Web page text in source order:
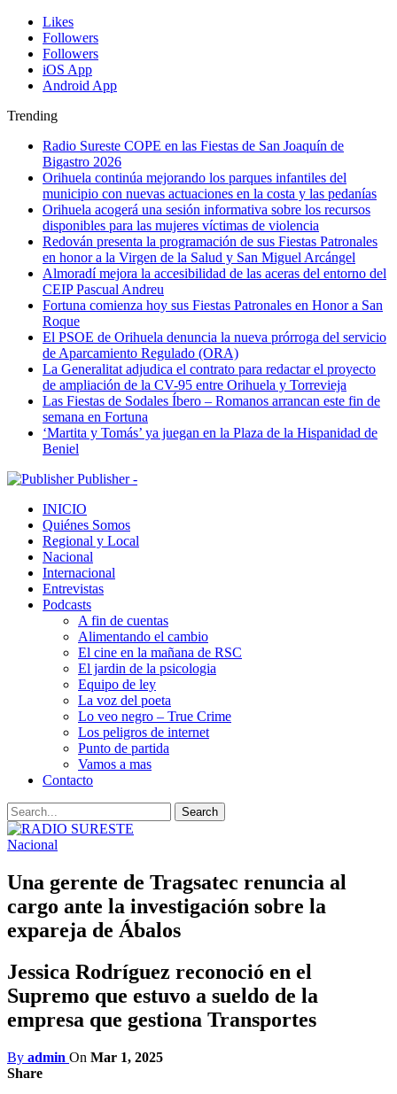
Likes
Followers
Followers
iOS App
Android App
Trending
Radio Sureste COPE en las Fiestas de San Joaquín de
Bigastro 2026
Orihuela continúa mejorando los parques infantiles del
municipio con nuevas actuaciones en la costa y las pedanías
Orihuela acogerá una sesión informativa sobre los recursos
disponibles para las mujeres víctimas de violencia
Redován presenta la programación de sus Fiestas Patronales
en honor a la Virgen de la Salud y San Miguel Arcángel
Almoradí mejora la accesibilidad de las aceras del entorno del
CEIP Pascual Andreu
Fortuna comienza hoy sus Fiestas Patronales en Honor a San
Roque
El PSOE de Orihuela denuncia la nueva prórroga del servicio
de Aparcamiento Regulado (ORA)
La Generalitat adjudica el contrato para redactar el proyecto
de ampliación de la CV-95 entre Orihuela y Torrevieja
Las Fiestas de Sodales Íbero – Romanos arrancan este fin de
semana en Fortuna
‘Martita y Tomás’ ya juegan en la Plaza de la Hispanidad de
Beniel
Publisher -
INICIO
Quiénes Somos
Regional y Local
Nacional
Internacional
Entrevistas
Podcasts
A fin de cuentas
Alimentando el cambio
El cine en la mañana de RSC
El jardin de la psicologia
Equipo de ley
La voz del poeta
Lo veo negro – True Crime
Los peligros de internet
Punto de partida
Vamos a mas
Contacto
Nacional
Una gerente de Tragsatec renuncia al
cargo ante la investigación sobre la
expareja de Ábalos
Jessica Rodríguez reconoció en el
Supremo que estuvo a sueldo de la
empresa que gestiona Transportes
By admin On Mar 1, 2025
Share